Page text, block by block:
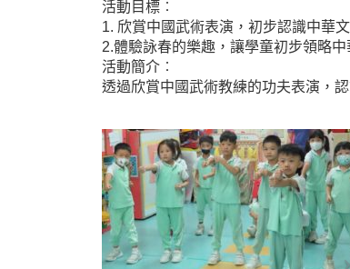
活動目標︰
1. 欣賞中國武術表演，初步認識中華文
2.體驗詠春的樂趣，讓學童初步領略中
活動簡介︰
透過欣賞中國武術教練的功夫表演，